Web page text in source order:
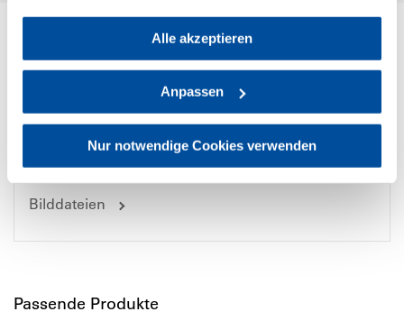
Alle akzeptieren
Anpassen
Nur notwendige Cookies verwenden
Downloads & wichtige Informationen
Benutzer- und Transport-Informationen
Bilddateien
Passende Produkte